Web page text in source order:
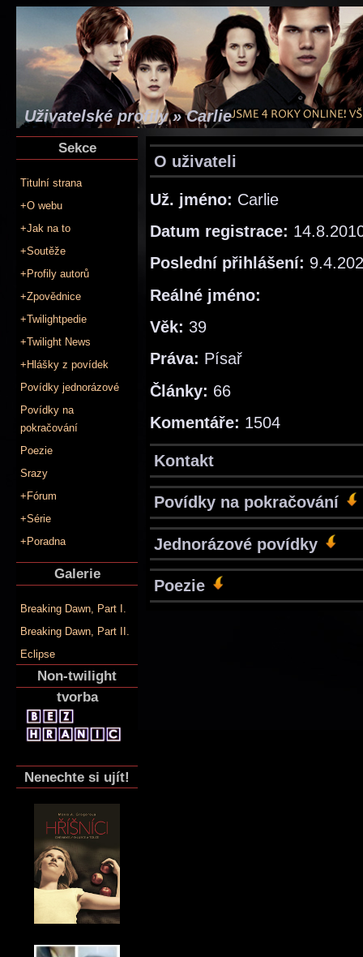
Uživatelské profily » Carlie
Sekce
Titulní strana
+O webu
+Jak na to
+Soutěže
+Profily autorů
+Zpovědnice
+Twilightpedie
+Twilight News
+Hlášky z povídek
Povídky jednorázové
Povídky na
pokračování
Poezie
Srazy
+Fórum
+Série
+Poradna
Galerie
Breaking Dawn, Part I.
Breaking Dawn, Part II.
Eclipse
Non-twilight
tvorba
Nenechte si ujít!
O uživateli
Už. jméno: Carlie
Datum registrace:
Poslední přihlášení:
Reálné jméno:
Věk: 39
Práva: Písař
Články: 66
Komentáře: 1504
Kontakt
Povídky na pokračování
Jednorázové povídky
Poezie